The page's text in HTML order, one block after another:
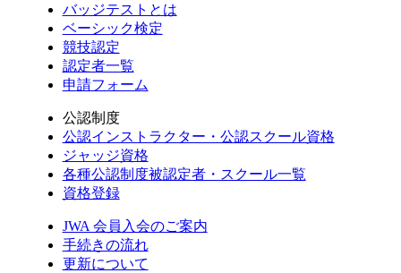
バッジテストとは
ベーシック検定
競技認定
認定者一覧
申請フォーム
公認制度
公認インストラクター・公認スクール資格
ジャッジ資格
各種公認制度被認定者・スクール一覧
資格登録
JWA 会員入会のご案内
手続きの流れ
更新について